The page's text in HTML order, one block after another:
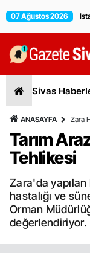
07 Ağustos 2026
Sivas
ANASAYFA Zara
Tarım
Tehlikesi
Zara'da
hastalığı ve
Orman
değerlendiriyor.